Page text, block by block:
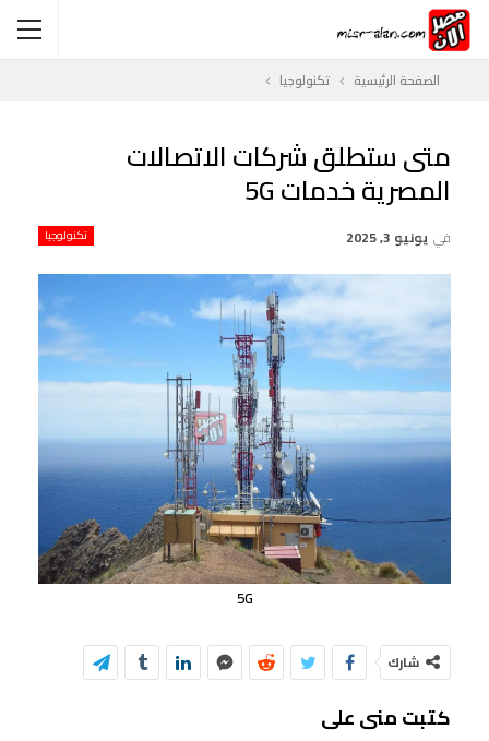
الصفحة الرئيسية تكنولوجيا
متى ستطلق شركات الاتصالات
المصرية خدمات 5G
تكنولوجيا في يونيو 3, 2025
5G
شارك
كتبت منى على